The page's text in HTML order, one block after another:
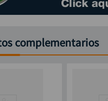
complementarios